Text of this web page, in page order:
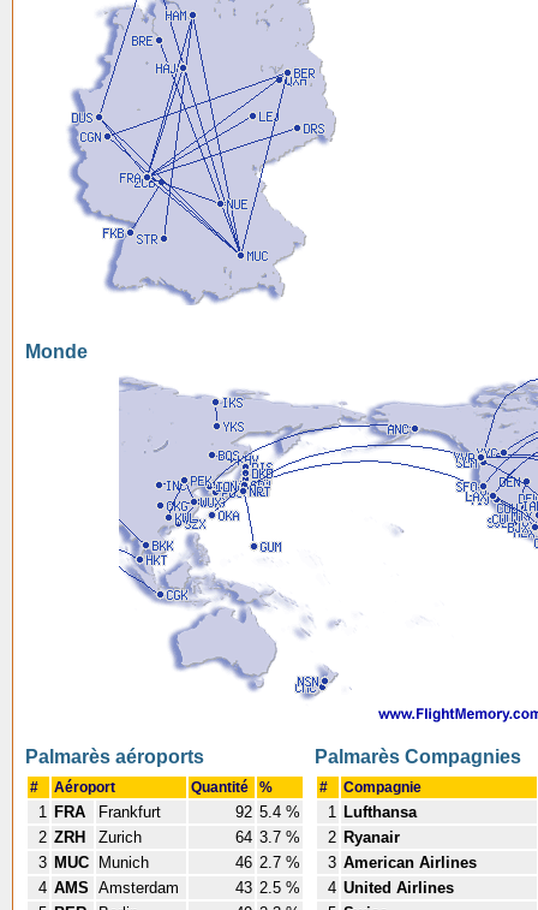
Monde
Palmarès aéroports
# Aéroport Quantité %
1 FRA Frankfurt 92 5.4 %
2 ZRH Zurich 64 3.7 %
3 MUC Munich 46 2.7 %
4 AMS Amsterdam 43 2.5 %
Palmarès Compagnies
# Compagnie
1 Lufthansa
2 Ryanair
3 American Airlines
4 United Airlines